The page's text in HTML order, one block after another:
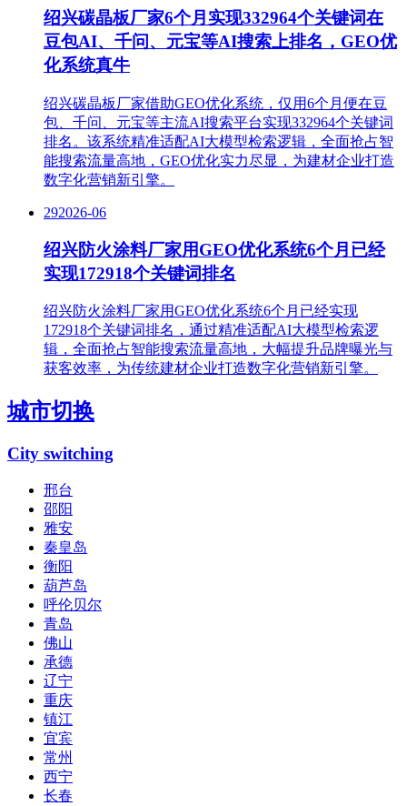
绍兴碳晶板厂家6个月实现332964个关键词在
豆包AI、千问、元宝等AI搜索上排名，GEO优
化系统真牛
绍兴碳晶板厂家借助GEO优化系统，仅用6个月便在豆
包、千问、元宝等主流AI搜索平台实现332964个关键词
排名。该系统精准适配AI大模型检索逻辑，全面抢占智
能搜索流量高地，GEO优化实力尽显，为建材企业打造
数字化营销新引擎。​
292026-06
绍兴防火涂料厂家用GEO优化系统6个月已经
实现172918个关键词排名
绍兴防火涂料厂家用GEO优化系统6个月已经实现
172918个关键词排名，通过精准适配AI大模型检索逻
辑，全面抢占智能搜索流量高地，大幅提升品牌曝光与
获客效率，为传统建材企业打造数字化营销新引擎。
城市切换
City switching
邢台
邵阳
雅安
秦皇岛
衡阳
葫芦岛
呼伦贝尔
青岛
佛山
承德
辽宁
重庆
镇江
宜宾
常州
西宁
长春